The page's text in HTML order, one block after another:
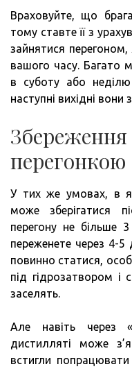
Враховуйте, що
тому ставте її з
зайнятися
вашого часу. Багато
в суботу або
наступні вихідні вони
перегонкою
У тих же умовах, в
може зберігатися
перегону не більше
переженете через 4-5
повинно статися,
під гідрозатвором і
заселять.
Але навіть через
дистилляті може
встигли